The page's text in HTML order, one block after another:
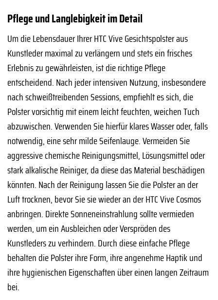
Pflege und Langlebigkeit im Detail
Um die Lebensdauer Ihrer HTC Vive Gesichtspolster aus
Kunstleder maximal zu verlängern und stets ein frisches
Erlebnis zu gewährleisten, ist die richtige Pflege
entscheidend. Nach jeder intensiven Nutzung, insbesondere
nach schweißtreibenden Sessions, empfiehlt es sich, die
Polster vorsichtig mit einem leicht feuchten, weichen Tuch
abzuwischen. Verwenden Sie hierfür klares Wasser oder, falls
notwendig, eine sehr milde Seifenlauge. Vermeiden Sie
aggressive chemische Reinigungsmittel, Lösungsmittel oder
stark alkalische Reiniger, da diese das Material beschädigen
könnten. Nach der Reinigung lassen Sie die Polster an der
Luft trocknen, bevor Sie sie wieder an der HTC Vive Cosmos
anbringen. Direkte Sonneneinstrahlung sollte vermieden
werden, um ein Ausbleichen oder Verspröden des
Kunstleders zu verhindern. Durch diese einfache Pflege
behalten die Polster ihre Form, ihre angenehme Haptik und
ihre hygienischen Eigenschaften über einen langen Zeitraum
bei.